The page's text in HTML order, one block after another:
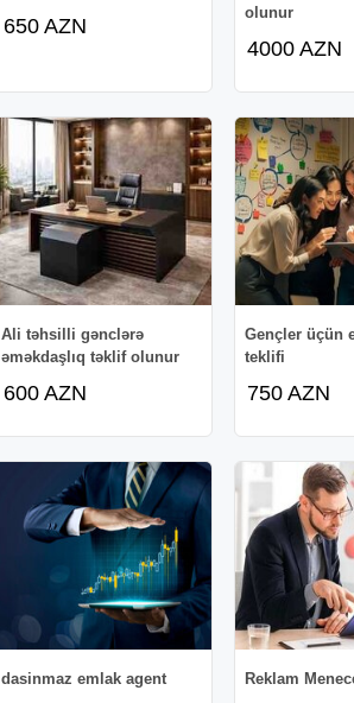
650 AZN
olunur
4000 AZN
Ali təhsilli gənclərə
əməkdaşlıq təklif olunur
600 AZN
Gençler üçün
teklifi
750 AZN
dasinmaz emlak agent Reklam